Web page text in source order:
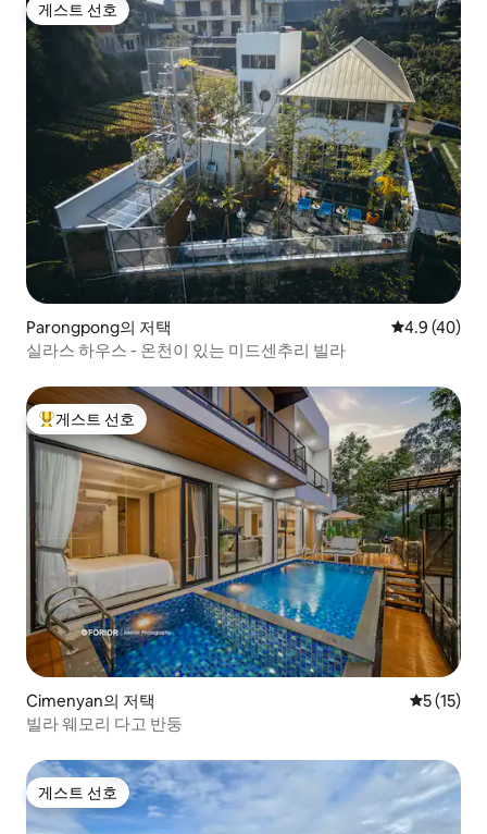
게스트 선호
게스트 선호
Parongpong의 저택 평점 4.9점(5
4.9 (40)
실라스 하우스 - 온천이 있는 미드센추리 빌라
상위 게스트 선호
게스트 선호
Cimenyan의 저택 평점 5점
5 (15)
빌라 웨모리 다고 반둥
게스트 선호
게스트 선호